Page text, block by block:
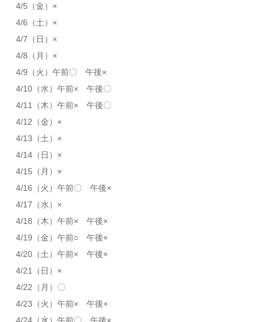
4/5（金）×
4/6（土）×
4/7（日）×
4/8（月）×
4/9（火）午前〇 午後×
4/10（水）午前× 午後〇
4/11（木）午前× 午後〇
4/12（金）×
4/13（土）×
4/14（日）×
4/15（月）×
4/16（火）午前〇 午後×
4/17（水）×
4/18（木）午前× 午後×
4/19（金）午前○ 午後×
4/20（土）午前× 午後×
4/21（日）×
4/22（月）〇
4/23（火）午前× 午後×